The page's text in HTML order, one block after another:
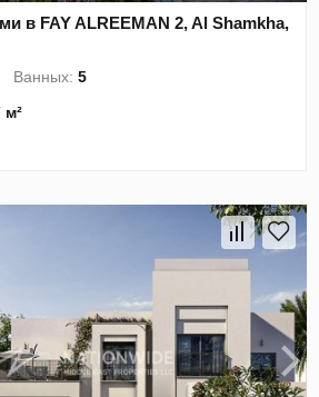
в FAY ALREEMAN 2, Al Shamkha,
Ванных:5
м²